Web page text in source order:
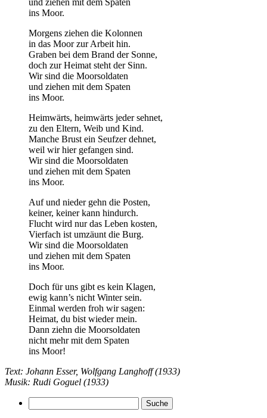
ins Moor.
Morgens ziehen die Kolonnen
in das Moor zur Arbeit hin.
Graben bei dem Brand der Sonne,
doch zur Heimat steht der Sinn.
Wir sind die Moorsoldaten
und ziehen mit dem Spaten
ins Moor.
Heimwärts, heimwärts jeder sehnet,
zu den Eltern, Weib und Kind.
Manche Brust ein Seufzer dehnet,
weil wir hier gefangen sind.
Wir sind die Moorsoldaten
und ziehen mit dem Spaten
ins Moor.
Auf und nieder gehn die Posten,
keiner, keiner kann hindurch.
Flucht wird nur das Leben kosten,
Vierfach ist umzäunt die Burg.
Wir sind die Moorsoldaten
und ziehen mit dem Spaten
ins Moor.
Doch für uns gibt es kein Klagen,
ewig kann’s nicht Winter sein.
Einmal werden froh wir sagen:
Heimat, du bist wieder mein.
Dann ziehn die Moorsoldaten
nicht mehr mit dem Spaten
ins Moor!
Text: Johann Esser, Wolfgang Langhoff (1933)
Musik: Rudi Goguel (1933)